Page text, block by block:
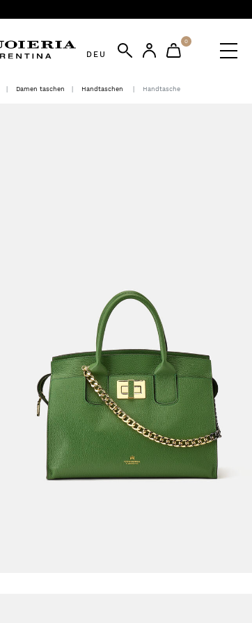
DEU
0
Damen taschen Handtaschen Handtasche